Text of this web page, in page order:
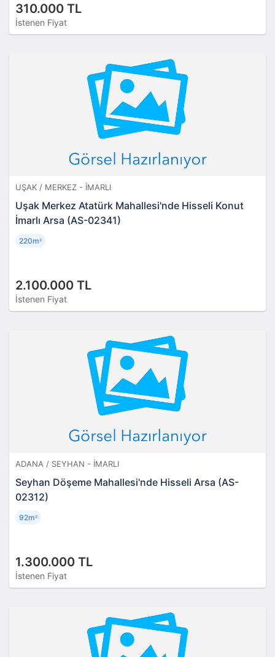
310.000 TL
İstenen Fiyat
UŞAK / MERKEZ - İMARLI
Uşak Merkez Atatürk Mahallesi'nde Hisseli Konut
İmarlı Arsa (AS-02341)
2.100.000 TL
İstenen Fiyat
220m²
ADANA / SEYHAN - İMARLI
Seyhan Döşeme Mahallesi'nde Hisseli Arsa (AS-
02312)
1.300.000 TL
İstenen Fiyat
92m²